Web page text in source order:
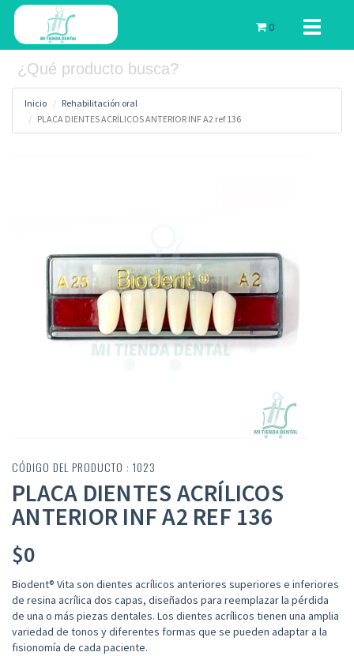
Toggle
0
Inicio
Rehabilitación oral
PLACA DIENTES ACRÍLICOS ANTERIOR INF A2 ref 136
CÓDIGO DEL PRODUCTO : 1023
PLACA DIENTES ACRÍLICOS
ANTERIOR INF A2 REF 136
$0
Biodent® Vita son dientes acrílicos anteriores superiores e inferiores
de resina acrílica dos capas, diseñados para reemplazar la pérdida
de una o más piezas dentales. Los dientes acrílicos tienen una amplia
variedad de tonos y diferentes formas que se pueden adaptar a la
fisionomía de cada paciente.